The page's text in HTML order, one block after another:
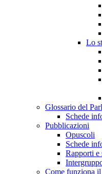
Lo
Glossario del
Schede
Pubblicazioni
Opuscoli
Schede
Rapporti e
Come funziona